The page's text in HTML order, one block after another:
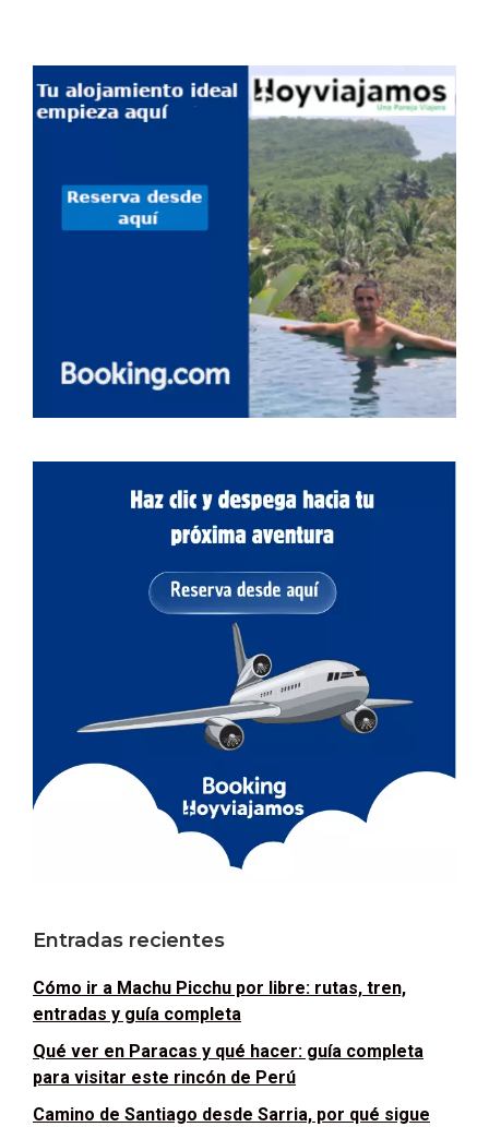
Entradas recientes
Cómo ir a Machu Picchu por libre: rutas, tren,
entradas y guía completa
Qué ver en Paracas y qué hacer: guía completa
para visitar este rincón de Perú
Camino de Santiago desde Sarria, por qué sigue